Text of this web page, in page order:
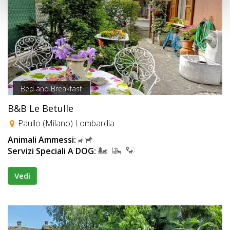
Bed and Breakfast
B&B Le Betulle
Paullo (Milano) Lombardia
Animali Ammessi:
Servizi Speciali A DOG:
Vedi